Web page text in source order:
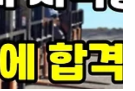
두산 것(주황색) 지게차 몰았는데 두산 꺼는